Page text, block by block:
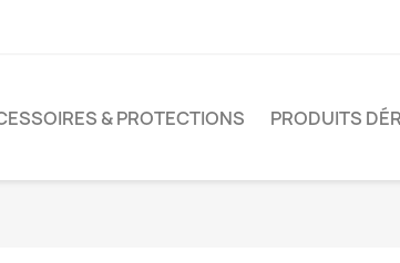
& PROTECTIONS PRODUITS